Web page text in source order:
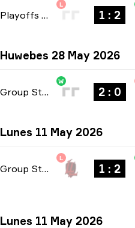
Playoffs
L
1 : 2
Huwebes 28 May 2026
Group Stage -bo3
W
2 : 0
Lunes 11 May 2026
Group Stage -bo3
L
1 : 2
Lunes 11 May 2026